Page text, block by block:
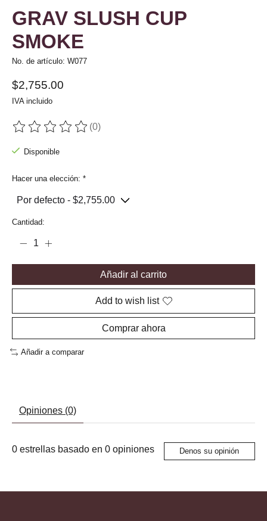
GRAV SLUSH CUP
SMOKE
No. de artículo: W077
$2,755.00
IVA incluido
The rating of this product is
(0)
Disponible
Hacer una elección: *
Cantidad:
Añadir al carrito
Add to wish list
Comprar ahora
Añadir a comparar
Opiniones (0)
0 estrellas basado en 0 opiniones Denos su opinión